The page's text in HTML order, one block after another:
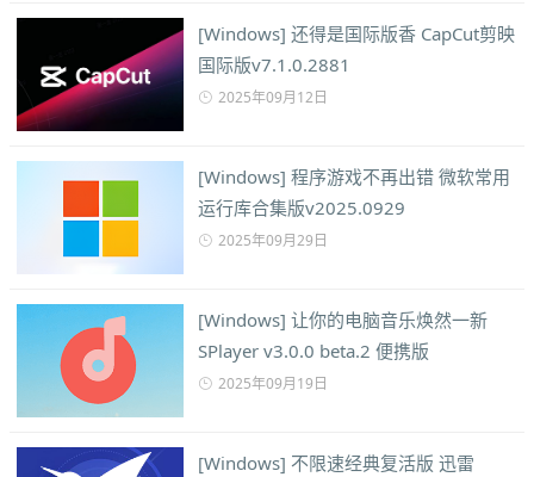
[Windows] 还得是国际版香 CapCut剪映
国际版v7.1.0.2881
2025年09月12日
[Windows] 程序游戏不再出错 微软常用
运行库合集版v2025.0929
2025年09月29日
[Windows] 让你的电脑音乐焕然一新
SPlayer v3.0.0 beta.2 便携版
2025年09月19日
[Windows] 不限速经典复活版 迅雷